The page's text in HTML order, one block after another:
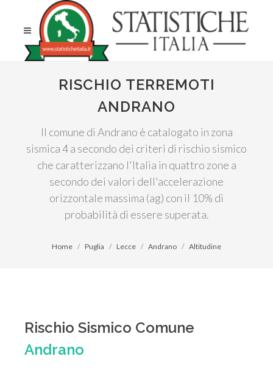
RISCHIO TERREMOTI
ANDRANO
Il comune di Andrano è catalogato in zona
sismica 4 a secondo dei criteri di rischio sismico
che caratterizzano l'Italia in quattro zone a
secondo dei valori dell'accelerazione
orizzontale massima (ag) con il 10% di
probabilità di essere superata.
Home Puglia Lecce Andrano Altitudine
Rischio Sismico Comune
Andrano